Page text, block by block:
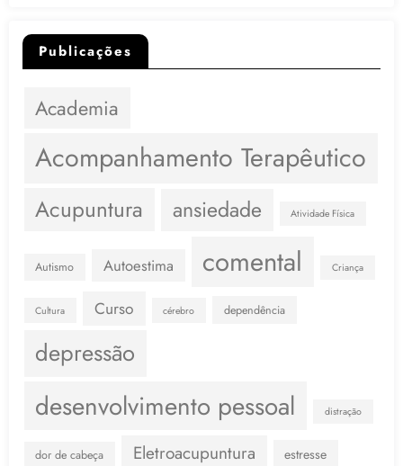
Publicações
Academia
Acompanhamento Terapêutico
Acupuntura ansiedade Atividade Física
Autismo Autoestima comental Criança
Cultura Curso cérebro dependência
depressão
desenvolvimento pessoal distração
dor de cabeça Eletroacupuntura estresse